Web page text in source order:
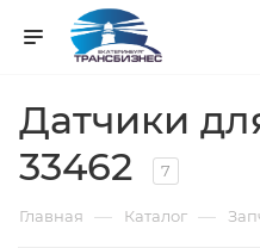
Датчики
33462
7
Главная — Каталог —